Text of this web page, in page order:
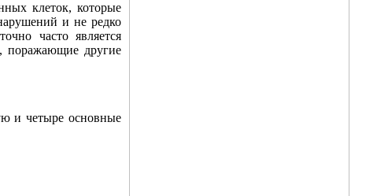
клеток, которые
и не редко
часто является
поражающие другие
и четыре основные